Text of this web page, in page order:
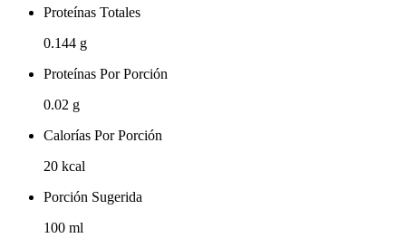
Proteínas Totales
0.144 g
Proteínas Por Porción
0.02 g
Calorías Por Porción
20 kcal
Porción Sugerida
100 ml